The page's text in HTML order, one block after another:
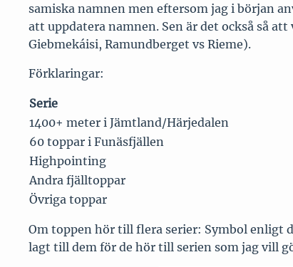
samiska namnen men eftersom jag i början
att uppdatera namnen. Sen är det också så
Giebmekáisi, Ramundberget vs Rieme).
Förklaringar:
Serie
1400+ meter i Jämtland/Härjedalen
60 toppar i Funäsfjällen
Highpointing
Andra fjälltoppar
Övriga toppar
Om toppen hör till flera serier: Symbol enligt
lagt till dem för de hör till serien som jag vill